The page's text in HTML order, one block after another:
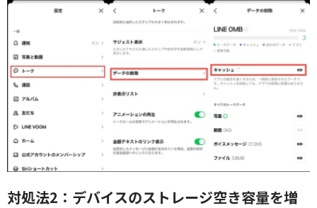
対処法2：デバイスのストレージ空き容量を増